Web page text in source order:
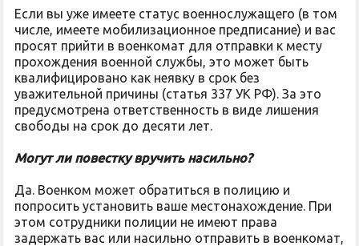
Если вы уже имеете статус военнослужащего (в том
числе, имеете мобилизационное предписание) и вас
просят прийти в военкомат для отправки к месту
прохождения военной службы, это может быть
квалифицировано как неявку в срок без
уважительной причины (статья 337 УК РФ). За это
предусмотрена ответственность в виде лишения
свободы на срок до десяти лет.
Могут ли повестку вручить насильно?
Да. Военком может обратиться в полицию и
попросить установить ваше местонахождение. При
этом сотрудники полиции не имеют права
задержать вас или насильно отправить в военкомат,